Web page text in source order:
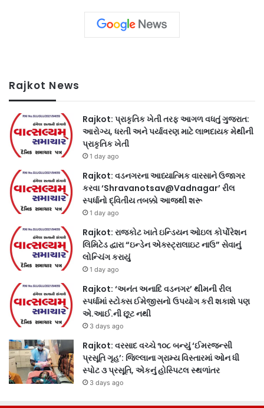
Rajkot News
Rajkot: પ્રાકૃતિક ખેતી તરફ આગળ વધતું ગુજરાત:
આરોગ્ય, ધરતી અને પર્યાવરણ માટે લાભદાયક મેથીની
પ્રાકૃતિક ખેતી
1 day ago
Rajkot: વડનગરના આધ્યાત્મિક વારસાને ઉજાગર
કરવા ‘Shravanotsav@Vadnagar’ રીલ
સ્પર્ધાનો દ્વિતીય તબક્કો આજથી શરૂ
1 day ago
Rajkot: રાજકોટ ખાતે ઇન્ડિયન ઓઇલ કોર્પોરેશન
લિમિટેડ દ્વારા “ઇન્ડેન એક્સ્ટ્રાલાઇટ નાઉ” સેવાનું
લોન્ચિંગ કરાયું
1 day ago
Rajkot: ‘અનંત અનાદિ વડનગર’ થીમની રીલ
સ્પર્ધામાં સ્ટોક્સ ઈમેજીસનો ઉપયોગ કરી શકાશે પણ
એ.આઈ.ની છૂટ નથી
3 days ago
Rajkot: વરસાદ વચ્ચે ૧૦૮ બન્યું ‘ઈમરજન્સી
પ્રસૂતિ ગૃહ’: જિલ્લાના ગ્રામ્ય વિસ્તારમાં ઓન ધી
સ્પોટ ૩ પ્રસૂતિ, એકનું હોસ્પિટલ સ્થળાંતર
3 days ago